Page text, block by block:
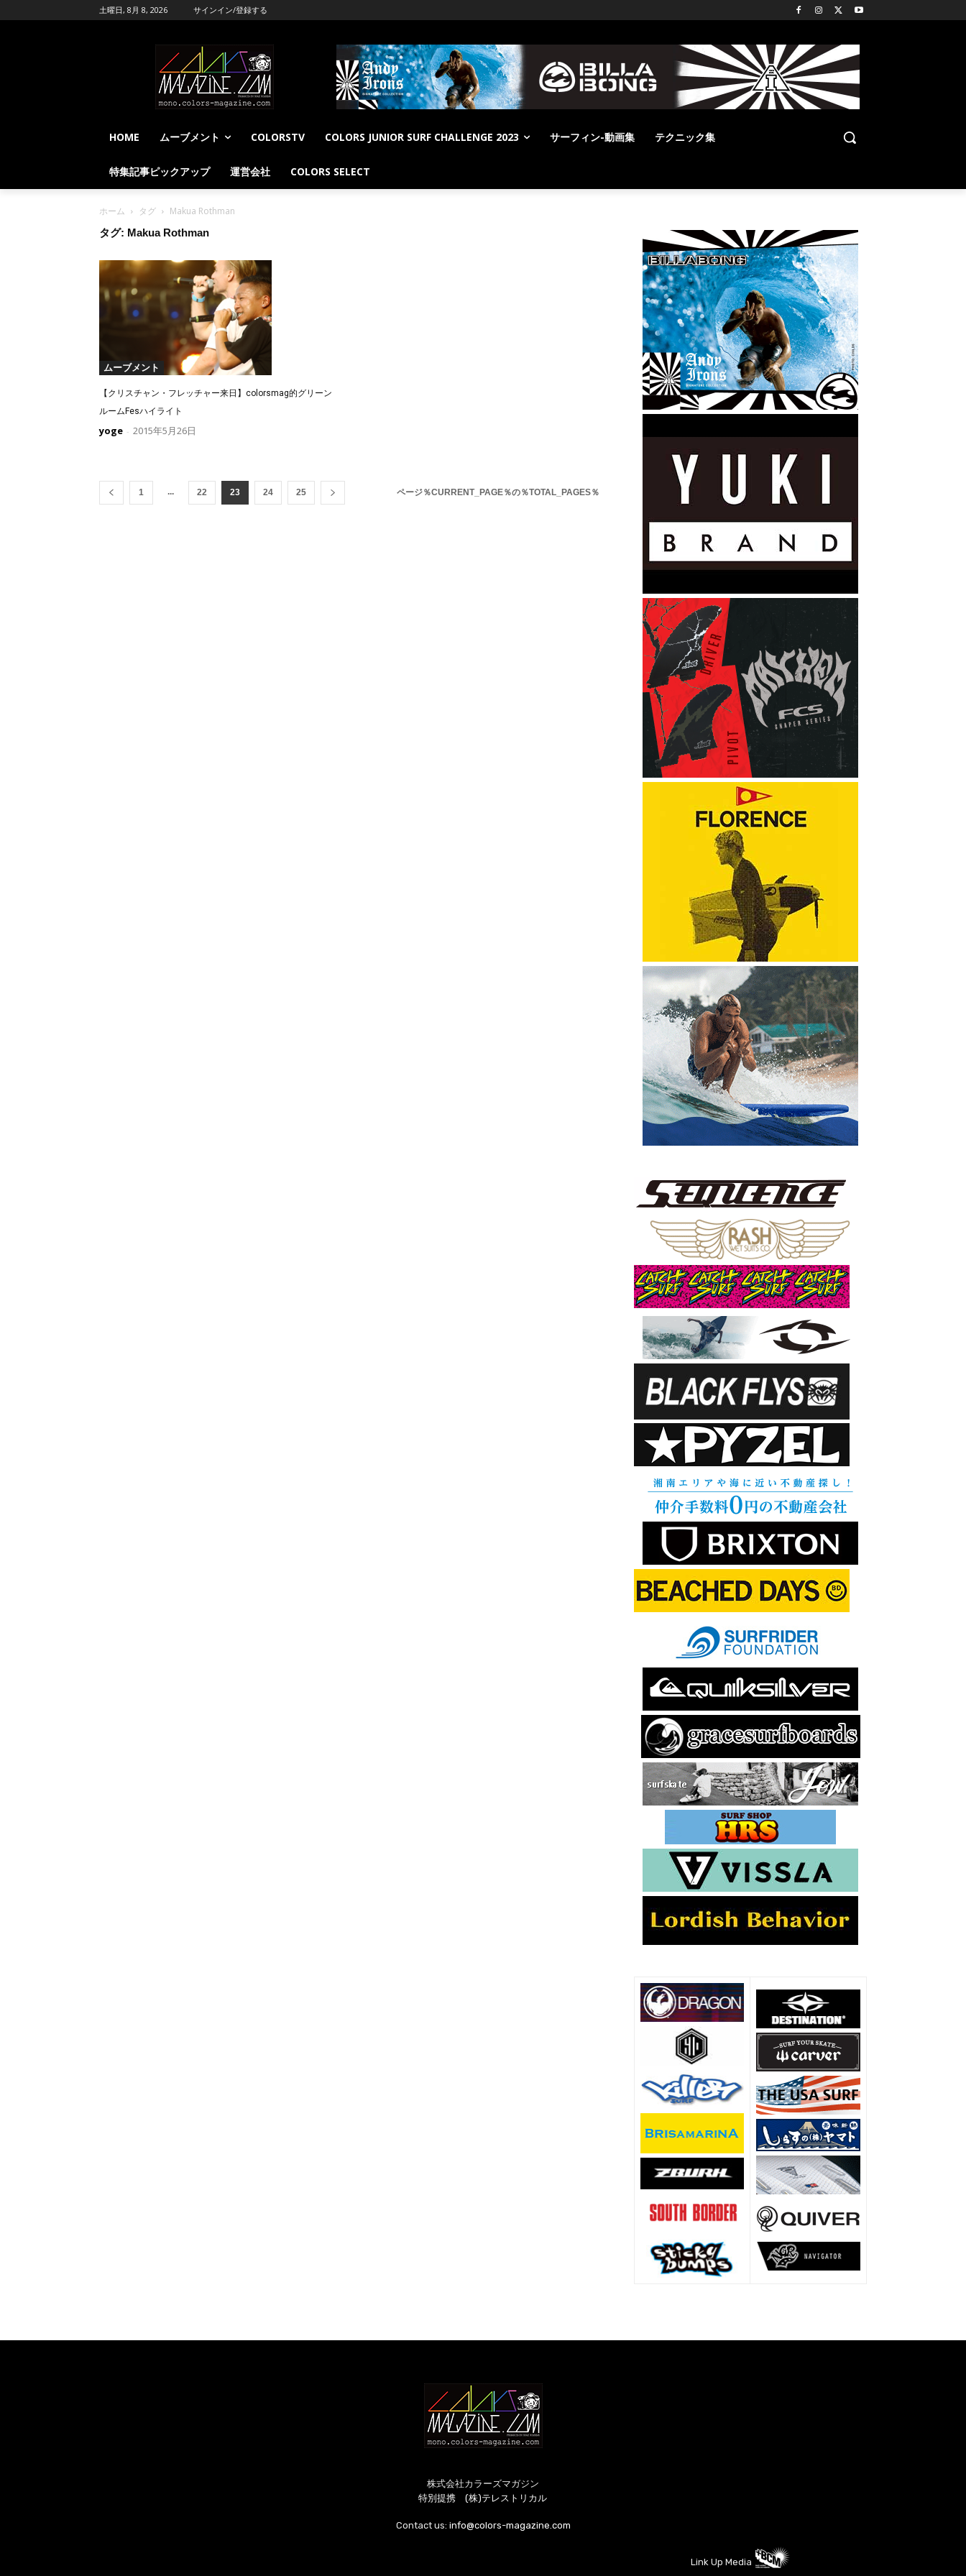
土曜日, 8月 8, 2026 サインイン/登録する
HOME ムーブメント COLORSTV COLORS JUNIOR SURF CHALLENGE 2023 サーフィン-動画集 テクニック集
特集記事ピックアップ 運営会社 COLORS SELECT
ホーム タグ
Makua Rothman
タグ: Makua Rothman
ムーブメント
【クリスチャン・フレッチャー来日】colorsmag的グリーン
ルームFesハイライト
yoge - 2015年5月26日
1 ... 22 23 24 25 ページ％CURRENT_PAGE％の％TOTAL_PAGES％
株式会社カラーズマガジン
特別提携 (株)テレストリカル
Contact us: info@colors-magazine.com
Link Up Media